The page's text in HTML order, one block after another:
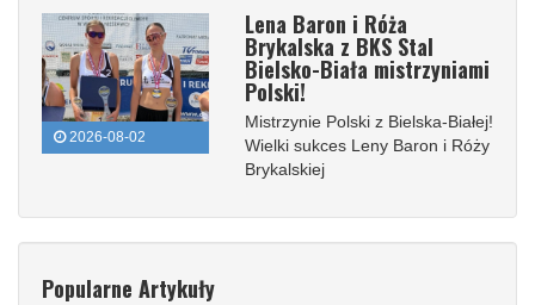
2026-08-02
Lena Baron i Róża
Brykalska z BKS Stal
Bielsko-Biała mistrzyniami
Polski!
Mistrzynie Polski z Bielska-Białej!
Wielki sukces Leny Baron i Róży
Brykalskiej
Popularne Artykuły